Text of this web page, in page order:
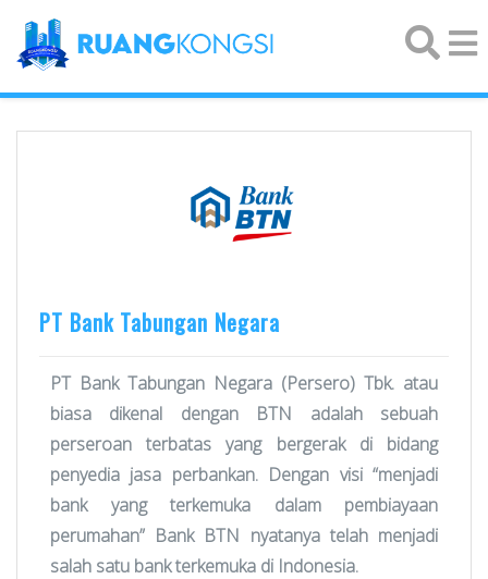
×
PT Bank Tabungan Negara
PT Bank Tabungan Negara (Persero) Tbk. atau
biasa dikenal dengan BTN adalah sebuah
perseroan terbatas yang bergerak di bidang
penyedia jasa perbankan. Dengan visi “menjadi
bank yang terkemuka dalam pembiayaan
perumahan” Bank BTN nyatanya telah menjadi
salah satu bank terkemuka di Indonesia.